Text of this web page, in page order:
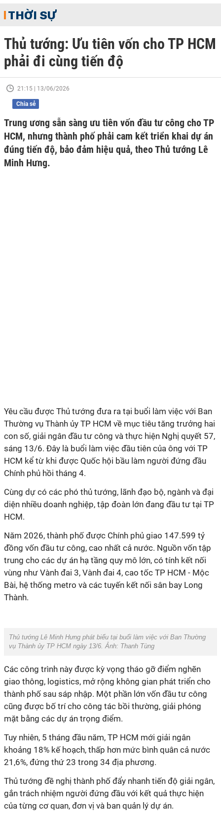
THỜI SỰ
Thủ tướng: Ưu tiên vốn cho TP HCM
phải đi cùng tiến độ
21:15 | 13/06/2026
Chia sẻ
Trung ương sẵn sàng ưu tiên vốn đầu tư công cho TP
HCM, nhưng thành phố phải cam kết triển khai dự án
đúng tiến độ, bảo đảm hiệu quả, theo Thủ tướng Lê
Minh Hưng.
Yêu cầu được Thủ tướng đưa ra tại buổi làm việc với Ban
Thường vụ Thành ủy TP HCM về mục tiêu tăng trưởng hai
con số, giải ngân đầu tư công và thực hiện Nghị quyết 57,
sáng 13/6. Đây là buổi làm việc đầu tiên của ông với TP
HCM kể từ khi được Quốc hội bầu làm người đứng đầu
Chính phủ hồi tháng 4.
Cùng dự có các phó thủ tướng, lãnh đạo bộ, ngành và đại
diện nhiều doanh nghiệp, tập đoàn lớn đang đầu tư tại TP
HCM.
Năm 2026, thành phố được Chính phủ giao 147.599 tỷ
đồng vốn đầu tư công, cao nhất cả nước. Nguồn vốn tập
trung cho các dự án hạ tầng quy mô lớn, có tính kết nối
vùng như Vành đai 3, Vành đai 4, cao tốc TP HCM - Mộc
Bài, hệ thống metro và các tuyến kết nối sân bay Long
Thành.
Thủ tướng Lê Minh Hưng phát biểu tại buổi làm việc với Ban Thường
vụ Thành ủy TP HCM ngày 13/6. Ảnh: Thanh Tùng
Các công trình này được kỳ vọng tháo gỡ điểm nghẽn
giao thông, logistics, mở rộng không gian phát triển cho
thành phố sau sáp nhập. Một phần lớn vốn đầu tư công
cũng được bố trí cho công tác bồi thường, giải phóng
mặt bằng các dự án trọng điểm.
Tuy nhiên, 5 tháng đầu năm, TP HCM mới giải ngân
khoảng 18% kế hoạch, thấp hơn mức bình quân cả nước
21,6%, đứng thứ 23 trong 34 địa phương.
Thủ tướng đề nghị thành phố đẩy nhanh tiến độ giải ngân,
gắn trách nhiệm người đứng đầu với kết quả thực hiện
của từng cơ quan, đơn vị và ban quản lý dự án.